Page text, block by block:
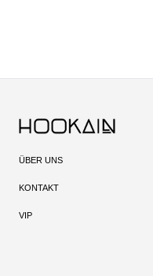
ÜBER UNS
KONTAKT
VIP